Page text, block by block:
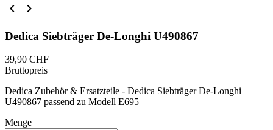
 
Dedica Siebträger De-Longhi U490867
39,90 CHF
Bruttopreis
Dedica Zubehör & Ersatzteile - Dedica Siebträger De-Longhi
U490867 passend zu Modell E695
Menge